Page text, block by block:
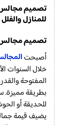
تصميم مجالس
للمنازل والفلل
تصميم
أصبحت
خلال السنوات
المفتوحة
بطريقة
للحديقة أو
يضيف قيمة